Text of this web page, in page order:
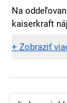
Na
kaiserkraft
+ Zobraziť